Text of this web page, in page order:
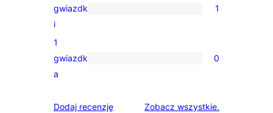
gwiazdkowa
1
recenzja
2-
gwiazdkowa
gwiazdk
i
1
0
recenzji
1
gwiazdk
a
0
Dodaj recenzję Zobacz wszystkierecenzje
.